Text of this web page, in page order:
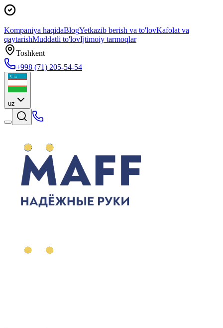
Kompaniya haqidaBlogYetkazib berish va to'lovKafolat va
qaytarishMuddatli to'lovIjtimoiy tarmoqlar
Toshkent
+998 (71) 205-54-54
uz